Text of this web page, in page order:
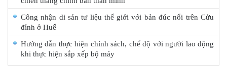
Công nhận di sản tư liệu thế giới với bản đúc nổi trên Cửu
đỉnh ở Huế
Hướng dẫn thực hiện chính sách, chế độ với người lao động
khi thực hiện sắp xếp bộ máy